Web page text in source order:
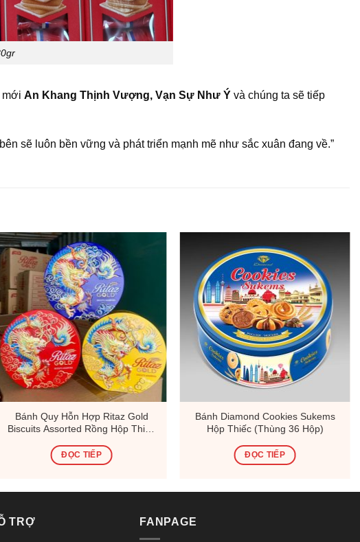
mới An Khang Thịnh Vượng, Vạn Sự Như Ývà chúng ta sẽ tiếp
sẽ luôn bền vững và phát triển mạnh mẽ như sắc xuân đang về.”
Bánh Quy Hỗn Hợp Ritaz Gold
Biscuits Assorted Rồng Hộp Thiếc
Nhất
ĐỌC TIẾP
Bánh Diamond Cookies Sukems
Hộp Thiếc (Thùng 36 Hộp)
ĐỌC TIẾP
TRỢ FANPAGE